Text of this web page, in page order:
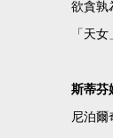
欲貪孰
「天女
斯蒂芬
尼泊爾